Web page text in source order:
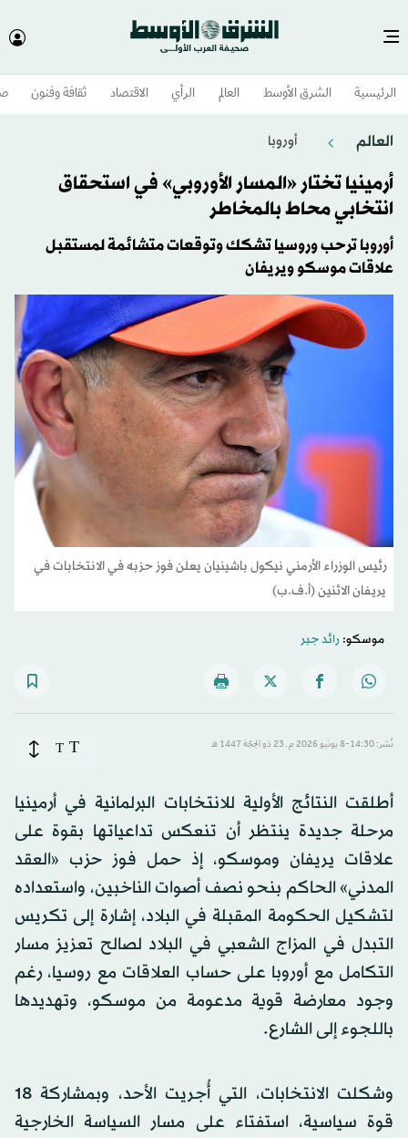
الرئيسية الشرق الأوسط​ العالم الرأي الاقتصاد ثقافة وفنون
العالم أوروبا
أرمينيا تختار «المسار الأوروبي» في استحقاق
انتخابي محاط بالمخاطر
أوروبا ترحب وروسيا تشكك وتوقعات متشائمة لمستقبل
علاقات موسكو ويريفان
رئيس الوزراء الأرمني نيكول باشينيان يعلن فوز حزبه في الانتخابات في
يريفان الاثنين (أ.ف.ب)
موسكو:رائد جبر
نُشر: 14:30-8 يونيو 2026 م ـ 23 ذو الحِجّة 1447 هـ T
T
أطلقت النتائج الأولية للانتخابات البرلمانية في أرمينيا
مرحلة جديدة ينتظر أن تنعكس تداعياتها بقوة على
علاقات يريفان وموسكو، إذ حمل فوز حزب «العقد
المدني» الحاكم بنحو نصف أصوات الناخبين، واستعداده
لتشكيل الحكومة المقبلة في البلاد، إشارة إلى تكريس
التبدل في المزاج الشعبي في البلاد لصالح تعزيز مسار
التكامل مع أوروبا على حساب العلاقات مع روسيا، رغم
وجود معارضة قوية مدعومة من موسكو، وتهديدها
باللجوء إلى الشارع.
وشكلت الانتخابات، التي أُجريت الأحد، وبمشاركة 18
قوة سياسية، استفتاء على مسار السياسة الخارجية